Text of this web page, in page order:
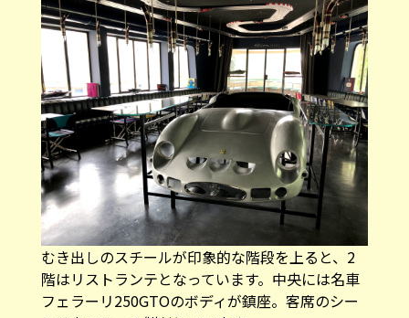
むき出しのスチールが印象的な階段を上ると、2
階はリストランテとなっています。中央には名車
フェラーリ250GTOのボディが鎮座。客席のシー